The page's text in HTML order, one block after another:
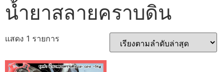
น้ำยาสลายคราบดิน
แสดง 1 รายการ